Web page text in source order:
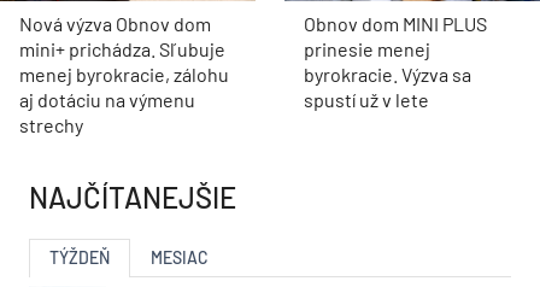
Nová výzva Obnov dom
mini+ prichádza. Sľubuje
menej byrokracie, zálohu
aj dotáciu na výmenu
strechy
Obnov dom MINI PLUS
prinesie menej
byrokracie. Výzva sa
spustí už v lete
NAJČÍTANEJŠIE
TÝŽDEŇ MESIAC